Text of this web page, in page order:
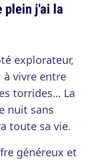
plein j'ai la
explorateur,
vivre entre
torrides… La
nuit sans
toute sa vie.
généreux et